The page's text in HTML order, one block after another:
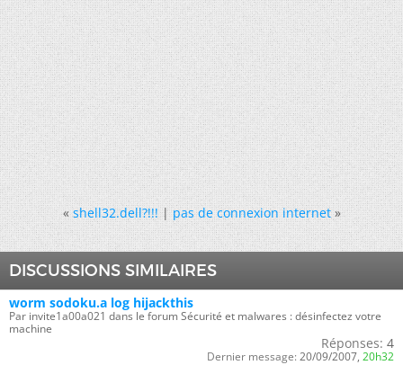
« shell32.dell?!!!|pas de connexion internet »
DISCUSSIONS SIMILAIRES
worm sodoku.a log hijackthis
Par invite1a00a021 dans le forum Sécurité et malwares : désinfectez votre
machine
Réponses: 4
Dernier message: 20/09/2007, 20h32